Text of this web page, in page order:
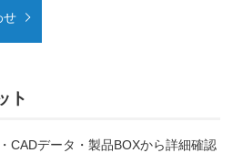
せ
ト
CADデータ・製品BOXから詳細確認